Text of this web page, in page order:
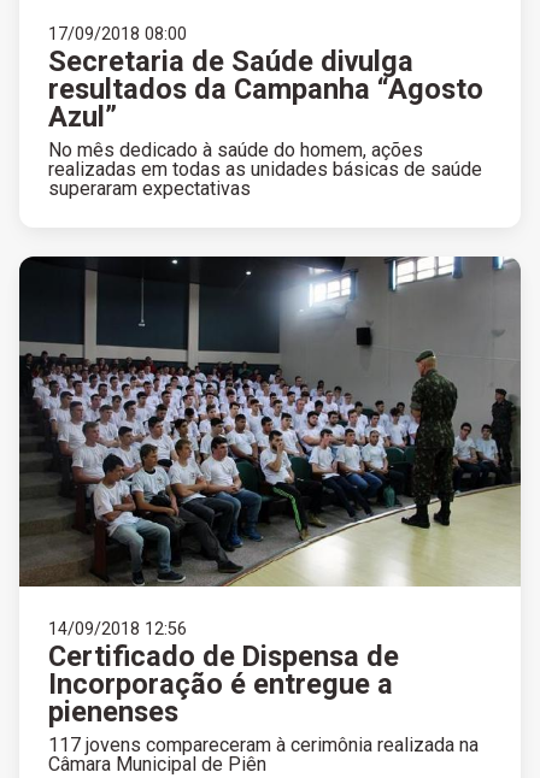
17/09/2018 08:00
Secretaria de Saúde divulga
resultados da Campanha “Agosto
Azul”
No mês dedicado à saúde do homem, ações
realizadas em todas as unidades básicas de saúde
superaram expectativas
14/09/2018 12:56
Certificado de Dispensa de
Incorporação é entregue a
pienenses
117 jovens compareceram à cerimônia realizada na
Câmara Municipal de Piên